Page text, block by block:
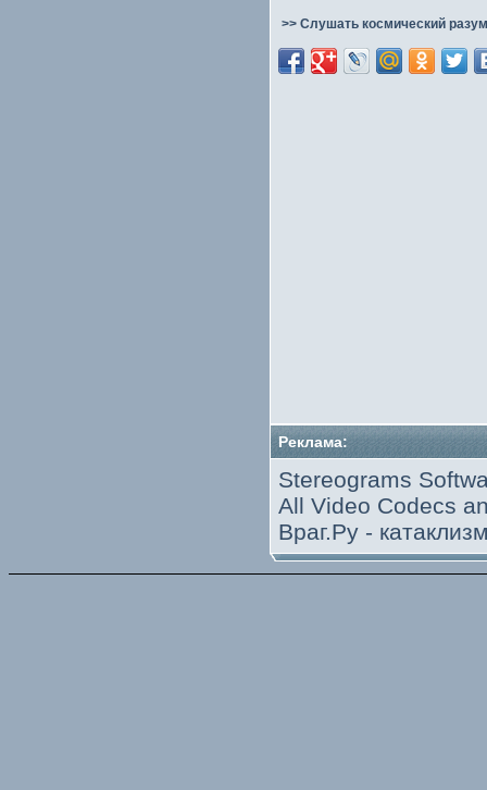
>> Слушать космический
Реклама:
Stereograms
All Video Codecs
Враг.Ру -